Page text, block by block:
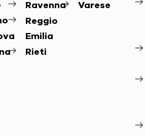
Ravenna
Reggio
Emilia
Rieti
Varese